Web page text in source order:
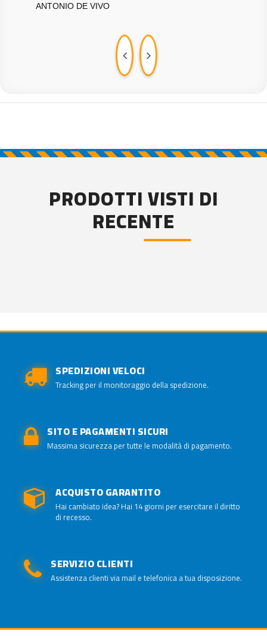
ANTONIO DE VIVO
PRODOTTI VISTI DI
RECENTE
SPEDIZIONI VELOCI
Tracking per il monitoraggio della spedizione.
SITO E PAGAMENTI SICURI
Massima sicurezza per tutte le modalità di pagamento.
ACQUISTO GARANTITO
Hai cambiato idea? Hai 14 giorni per esercitare il diritto
di recesso.
SERVIZIO CLIENTI
Assistenza clienti via mail e telefonica a tua disposizione.